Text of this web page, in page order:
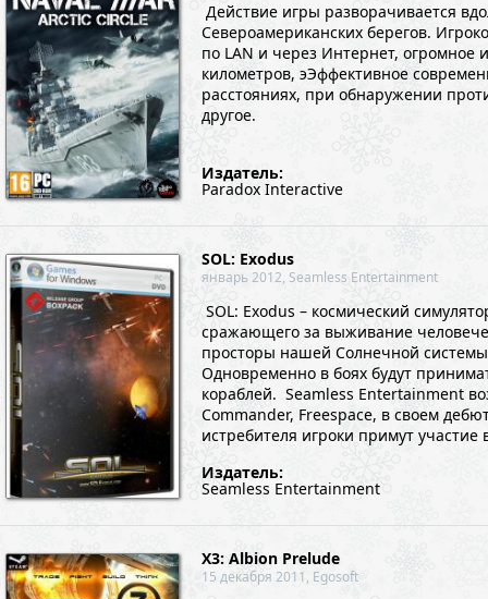
Действие игры разворачивается
Североамериканских берегов.
по LAN и через Интернет,
километров, эЭффективное
расстояниях, при обнаружении
другое.
Издатель:
Paradox Interactive
SOL: Exodus
январь 2012, Seamless Entertainment
SOL: Exodus – космический
сражающего за выживание
просторы нашей Солнечной
Одновременно в боях будут
кораблей. Seamless Entertainment
Commander, Freespace, в своем
истребителя игроки примут
Издатель:
Seamless Entertainment
X3: Albion Prelude
15 декабря 2011, Egosoft